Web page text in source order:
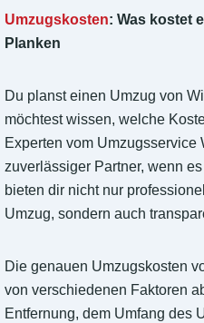
Umzugskosten: Was kostet
Planken
Du planst einen Umzug von
möchtest wissen, welche
Experten vom Umzugsservice
zuverlässiger Partner, wenn
bieten dir nicht nur
Umzug, sondern auch
Die genauen Umzugskosten
von verschiedenen Faktoren
Entfernung, dem Umfang des